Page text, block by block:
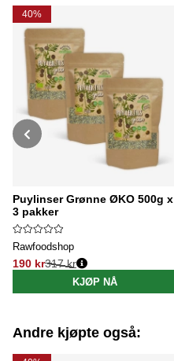
40%
Puylinser Grønne ØKO 500g x
3 pakker
Rawfoodshop
190 kr
Vanlig pris:
317 kr
KJØP NÅ
Andre kjøpte også: